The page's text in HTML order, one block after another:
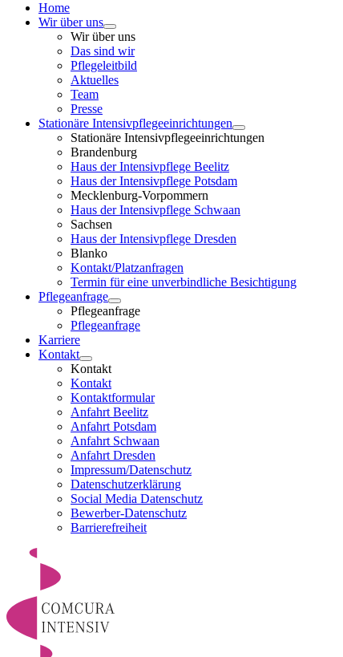
Home
Wir über uns
Wir über uns
Das sind wir
Pflegeleitbild
Aktuelles
Team
Presse
Stationäre Intensivpflegeeinrichtungen
Stationäre Intensivpflegeeinrichtungen
Brandenburg
Haus der Intensivpflege Beelitz
Haus der Intensivpflege Potsdam
Mecklenburg-Vorpommern
Haus der Intensivpflege Schwaan
Sachsen
Haus der Intensivpflege Dresden
Blanko
Kontakt/Platzanfragen
Termin für eine unverbindliche Besichtigung
Pflegeanfrage
Pflegeanfrage
Pflegeanfrage
Karriere
Kontakt
Kontakt
Kontakt
Kontaktformular
Anfahrt Beelitz
Anfahrt Potsdam
Anfahrt Schwaan
Anfahrt Dresden
Impressum/Datenschutz
Datenschutzerklärung
Social Media Datenschutz
Bewerber-Datenschutz
Barrierefreiheit